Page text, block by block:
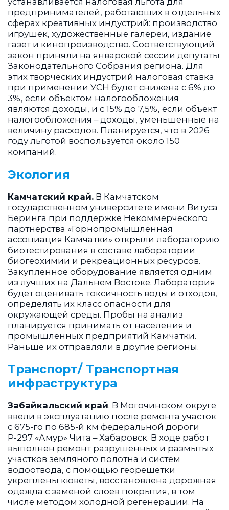
предпринимателей, работающих в отдельных
сферах креативных индустрий: производство
игрушек, художественные галереи, издание
газет и кинопроизводство. Соответствующий
закон приняли на январской сессии депутаты
Законодательного Собрания региона. Для
этих творческих индустрий налоговая ставка
при применении УСН будет снижена с 6% до
3%, если объектом налогообложения
являются доходы, и с 15% до 7,5%, если объект
налогообложения – доходы, уменьшенные на
величину расходов. Планируется, что в 2026
году льготой воспользуется около 150
компаний.
Экология
Камчатский край. В Камчатском
государственном университете имени Витуса
Беринга при поддержке Некоммерческого
партнерства «Горнопромышленная
ассоциация Камчатки» открыли лабораторию
биотестирования в составе лаборатории
биогеохимии и рекреационных ресурсов.
Закупленное оборудование является одним
из лучших на Дальнем Востоке. Лаборатория
будет оценивать токсичность воды и отходов,
определять их класс опасности для
окружающей среды. Пробы на анализ
планируется принимать от населения и
промышленных предприятий Камчатки.
Раньше их отправляли в другие регионы.
Транспорт/ Транспортная
инфраструктура
Забайкальский край. В Могочинском округе
ввели в эксплуатацию после ремонта участок
с 675-го по 685-й км федеральной дороги
Р-297 «Амур» Чита – Хабаровск. В ходе работ
выполнен ремонт разрушенных и размытых
участков земляного полотна и систем
водоотвода, с помощью георешетки
укреплены кюветы, восстановлена дорожная
одежда с заменой слоев покрытия, в том
числе методом холодной регенерации. На